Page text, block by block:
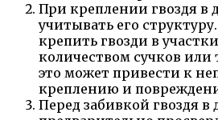
При креплении гвоздя в
учитывать его
крепить гвозди в
количеством сучков
это может привести к
креплению и
Перед забивкой гвоздя в